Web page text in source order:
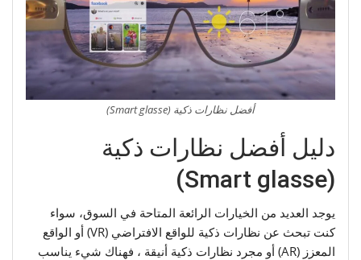
أفضل نظارات ذكية (Smart glasse)
دليل أفضل نظارات ذكية
(Smart glasse)
يوجد العديد من الخيارات الرائعة المتاحة في السوق، سواء
كنت تبحث عن نظارات ذكية للواقع الافتراضي (VR) أو الواقع
المعزز (AR) أو مجرد نظارات ذكية أنيقة ، فهناك شيء يناسب